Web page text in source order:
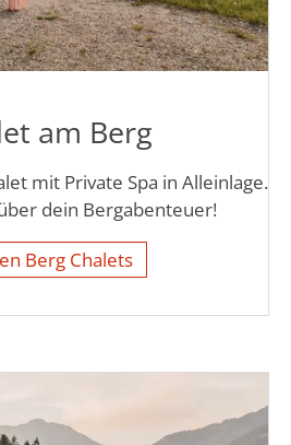
am Berg
mit Private Spa in Alleinlage.
dein Bergabenteuer!
Berg Chalets